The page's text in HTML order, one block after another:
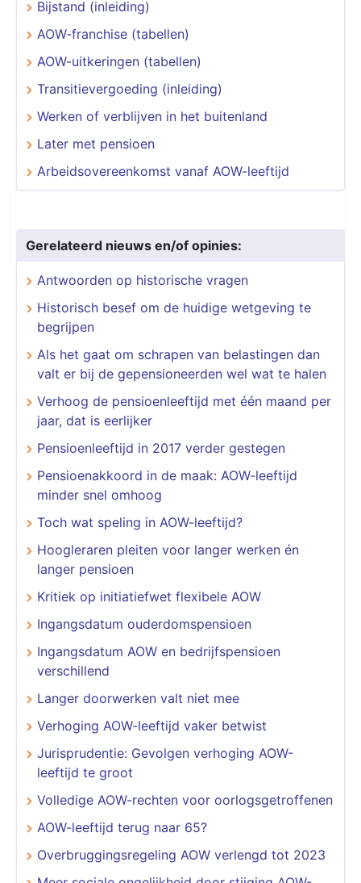
Bijstand (inleiding)
AOW-franchise (tabellen)
AOW-uitkeringen (tabellen)
Transitievergoeding (inleiding)
Werken of verblijven in het buitenland
Later met pensioen
Arbeidsovereenkomst vanaf AOW-leeftijd
Gerelateerd nieuws en/of opinies:
Antwoorden op historische vragen
Historisch besef om de huidige wetgeving te
begrijpen
Als het gaat om schrapen van belastingen dan
valt er bij de gepensioneerden wel wat te halen
Verhoog de pensioenleeftijd met één maand per
jaar, dat is eerlijker
Pensioenleeftijd in 2017 verder gestegen
Pensioenakkoord in de maak: AOW-leeftijd
minder snel omhoog
Toch wat speling in AOW-leeftijd?
Hoogleraren pleiten voor langer werken én
langer pensioen
Kritiek op initiatiefwet flexibele AOW
Ingangsdatum ouderdomspensioen
Ingangsdatum AOW en bedrijfspensioen
verschillend
Langer doorwerken valt niet mee
Verhoging AOW-leeftijd vaker betwist
Jurisprudentie: Gevolgen verhoging AOW-
leeftijd te groot
Volledige AOW-rechten voor oorlogsgetroffenen
AOW-leeftijd terug naar 65?
Overbruggingsregeling AOW verlengd tot 2023